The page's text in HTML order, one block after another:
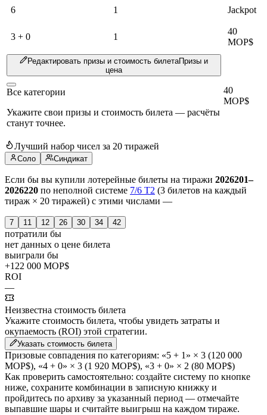
6
1 Jackpot
3 + 0 1
40
MOP$
Редактировать призы и стоимость билетаПризы и
цена
Все категории
Укажите свои призы и стоимость билета — расчёты
станут точнее.
40
MOP$
Лучший набор чисел за 20 тиражей
Соло Синдикат
Если бы вы купили лотерейные билеты на тиражи 2026201–
2026220 по неполной системе 7/6 T2 (3 билетов на каждый
тираж × 20 тиражей) с этими числами —
7 11 12 26 30 34 42
потратили бы
нет данных о цене билета
выиграли бы
+122 000 MOP$
ROI
—
Неизвестна стоимость билета
Укажите стоимость билета, чтобы увидеть затраты и
окупаемость (ROI) этой стратегии.
Указать стоимость билета
Призовые совпадения по категориям: «5 + 1» × 3 (120 000
MOP$), «4 + 0» × 3 (1 920 MOP$), «3 + 0» × 2 (80 MOP$)
Как проверить самостоятельно: создайте систему по кнопке
ниже, сохраните комбинации в записную книжку и
пройдитесь по архиву за указанный период — отмечайте
выпавшие шары и считайте выигрыш на каждом тираже.